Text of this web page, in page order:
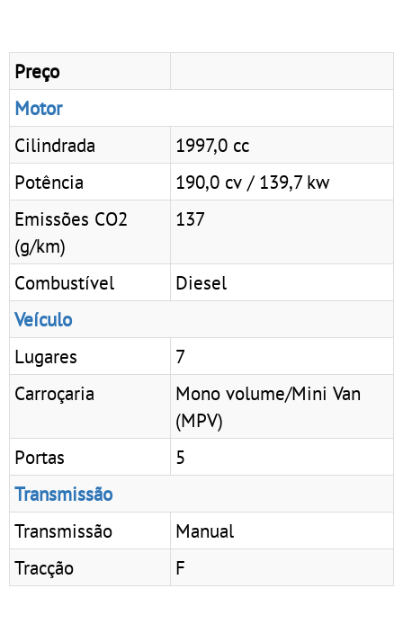
Preço
Motor
Cilindrada
1997,0 cc
Potência
190,0 cv / 139,7 kw
Emissões CO2
(g/km)
137
Combustível
Diesel
Veículo
Lugares
7
Carroçaria
Mono volume/Mini Van
(MPV)
Portas
5
Transmissão
Transmissão
Manual
Tracção
F